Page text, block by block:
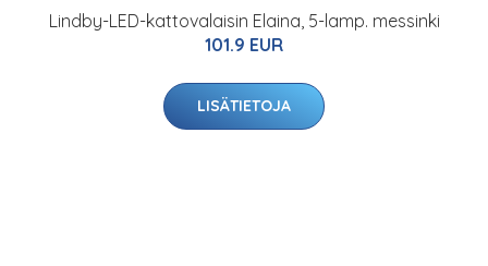
Lindby-LED-kattovalaisin Elaina, 5-lamp. messinki
101.9 EUR
LISÄTIETOJA